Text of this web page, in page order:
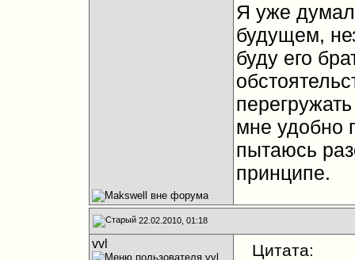
Я уже
будущем,
буду его
мне удобно
пытаюсь
принципе.
22.02.2010, 01:18
vvl Цитата: